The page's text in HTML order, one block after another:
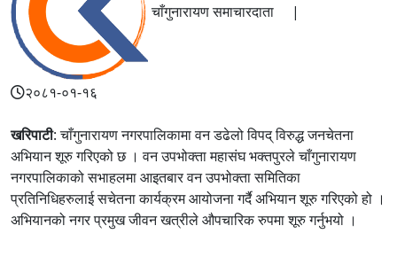
चाँगुनारायण समाचारदाता |
२०८१-०१-१६
खरिपाटी: चाँगुनारायण नगरपालिकामा वन डढेलो विपद् विरुद्ध जनचेतना
अभियान शूरु गरिएको छ । वन उपभोक्ता महासंघ भक्तपुरले चाँगुनारायण
नगरपालिकाको सभाहलमा आइतबार वन उपभोक्ता समितिका
प्रतिनिधिहरुलाई सचेतना कार्यक्रम आयोजना गर्दै अभियान शूरु गरिएको हो ।
अभियानको नगर प्रमुख जीवन खत्रीले औपचारिक रुपमा शूरु गर्नुभयो ।